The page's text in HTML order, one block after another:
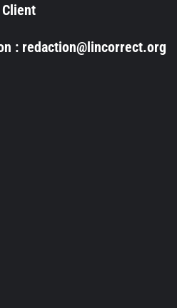
: redaction@lincorrect.org